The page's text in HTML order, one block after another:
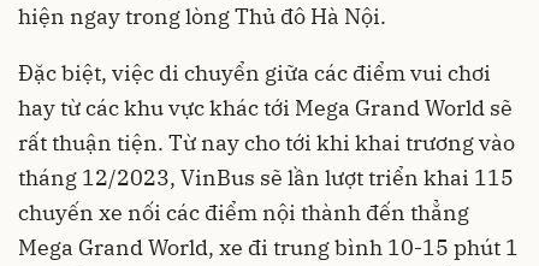
hiện ngay trong lòng Thủ đô Hà Nội.
Đặc biệt, việc di chuyển giữa các điểm vui chơi
hay từ các khu vực khác tới Mega Grand World sẽ
rất thuận tiện. Từ nay cho tới khi khai trương vào
tháng 12/2023, VinBus sẽ lần lượt triển khai 115
chuyến xe nối các điểm nội thành đến thẳng
Mega Grand World, xe đi trung bình 10-15 phút 1